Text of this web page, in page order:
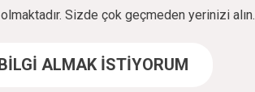
Sizde çok geçmeden yerinizi alın.
ALMAK İSTİYORUM